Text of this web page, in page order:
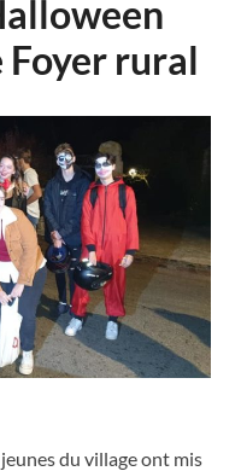
Foyer rural
du village ont mis